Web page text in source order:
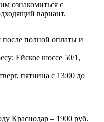
ознакомиться с
вариант.
после полной оплаты и
Ейское шоссе 50/1,
пятница с 13:00 до
Краснодар – 1900 руб.